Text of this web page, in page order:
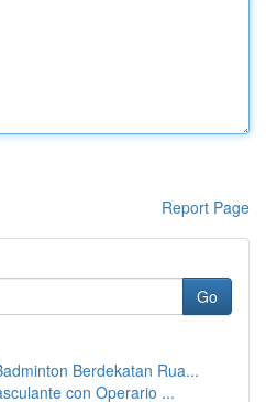
Report Page
Go
Berdekatan Rua...
con Operario ...